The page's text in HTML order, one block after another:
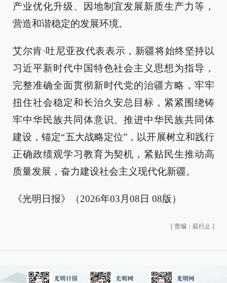
产业优化升级、因地制宜发展新质生产力等，
营造和谐稳定的发展环境。
艾尔肯·吐尼亚孜代表表示，新疆将始终坚持以
习近平新时代中国特色社会主义思想为指导，
完整准确全面贯彻新时代党的治疆方略，牢牢
扭住社会稳定和长治久安总目标，紧紧围绕铸
牢中华民族共同体意识、推进中华民族共同体
建设，锚定“五大战略定位”，以开展树立和践行
正确政绩观学习教育为契机，紧贴民生推动高
质量发展，奋力建设社会主义现代化新疆。
《光明日报》（2026年03月08日 08版）
[ 责编：茹行止 ]